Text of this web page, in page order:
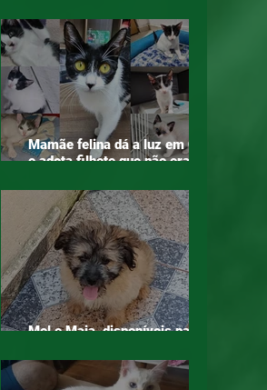
Cruzes
Mamãe felina dá a luz em ONG
e adota filhote que não era seu
amor!
Mel e Maia, disponíveis para